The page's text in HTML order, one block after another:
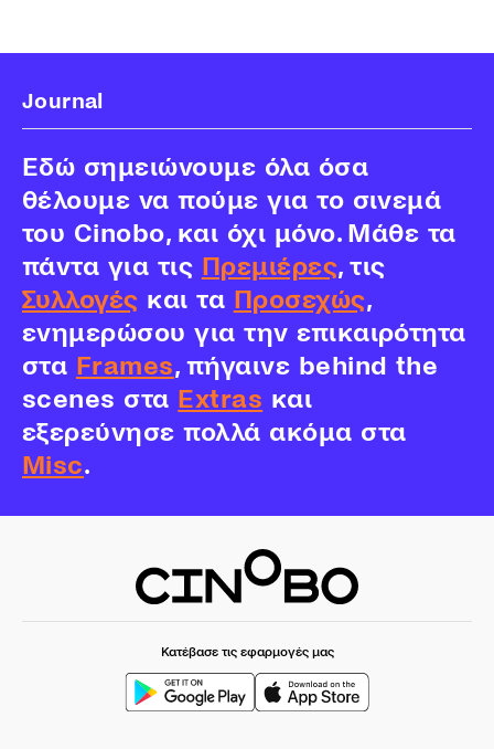
Journal
Εδώ σημειώνουμε όλα όσα
θέλουμε να πούμε για το σινεμά
του Cinobo, και όχι μόνο. Μάθε τα
πάντα για τις Πρεμιέρες, τις
Συλλογές και τα Προσεχώς,
ενημερώσου για την επικαιρότητα
στα Frames, πήγαινε behind the
scenes στα Extras και
εξερεύνησε πολλά ακόμα στα
Misc.
Κατέβασε τις εφαρμογές μας